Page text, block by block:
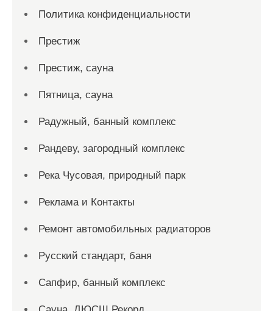
Политика конфиденциальности
Престиж
Престиж, сауна
Пятница, сауна
Радужный, банный комплекс
Рандеву, загородный комплекс
Река Чусовая, природный парк
Реклама и Контакты
Ремонт автомобильных радиаторов
Русский стандарт, баня
Сапфир, банный комплекс